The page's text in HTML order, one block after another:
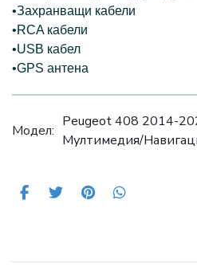
•Захранващи кабели
•RCA кабели
•USB кабел
•GPS антена
Модел:
Peugeot 408 2014-
Mултимедия/